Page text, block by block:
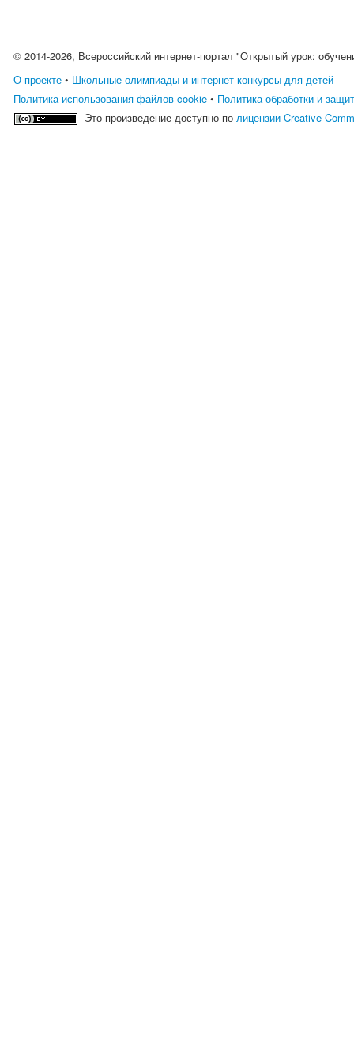
© 2014-2026, Всероссийский интернет-портал "Открытый урок:
О проекте • Школьные олимпиады и интернет конкурсы для детей
Политика использования файлов cookie • Политика обработки и
Это произведение доступно полицензии Creative